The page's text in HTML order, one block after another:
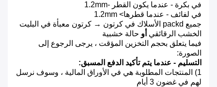
في بكرة - عندما يكون القطر -1.2mm
في لفائف - عندما قطرها> 1.2mm
جميع packd الأسلاك في كرتون → كرتون معبأة في البليت
الخشب الرقائقي أو حالة خشبية
فيما يتعلق بحجم التخزين المؤقت ، يرجى الرجوع إلى
الصورة:
التسليم - عندما يتم تأكيد الدفع المسبق:
1) المنتجات المطلوبة هي في الأوراق المالية ، وسوف نرسل
لهم في غضون 3 أيام